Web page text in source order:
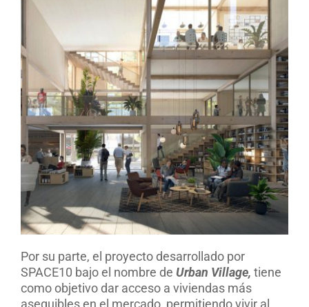
Por su parte, el proyecto desarrollado por
SPACE10 bajo el nombre de Urban Village, tiene
como objetivo dar acceso a viviendas más
asequibles en el mercado, permitiendo vivir al